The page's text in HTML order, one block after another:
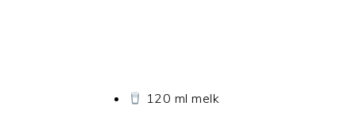
120 ml melk